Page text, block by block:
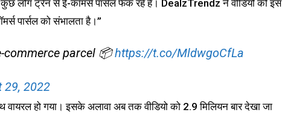
कुछ लोग ट्रेन से ई-कॉमर्स पार्सल फेंक रहे हैं। DealzTrendz ने वीडियो को इस
पार्सल को संभालता है।”
commerce parcel 📦https://t.co/MldwgoCfLa
29, 2022
वायरल हो गया। इसके अलावा अब तक वीडियो को 2.9 मिलियन बार देखा जा